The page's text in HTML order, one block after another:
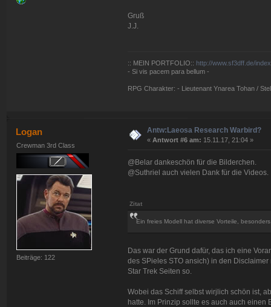
Gruß
J.J.
:: MEIN PORTFOLIO:: http://www.sf3dff.de/
- Si vis pacem para bellum -
RPG Charakter: - Lieutenant Ynarea Tohan /
Logan
Crewman 3rd Class
Beiträge: 122
Antw:Laeosa Research Warbird?
« Antwort #6 am: 15.11.17, 21:04 »
@Belar dankeschön für die Bilderchen.
@Suthriel auch vielen Dank für die Videos.
Zitat
Ein freies Modell hat diverse Vorteile,
Das war der Grund dafür, das ich eine
des SPieles STO ansich) in den
Star Trek Seiten so.
Wobei das Schiff selbst wirjlich schön ist,
hatte. Im Prinzip sollte es auch auch